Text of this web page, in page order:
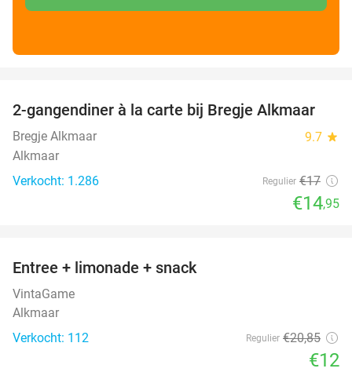
12%
2-gangendiner à la carte bij Bregje Alkmaar
Bregje Alkmaar 9.7 star
Alkmaar
Verkocht: 1.286
Regulier €17
€14,95
Entree + limonade + snack
VintaGame
Alkmaar
Verkocht: 112
Regulier €20,85
€12